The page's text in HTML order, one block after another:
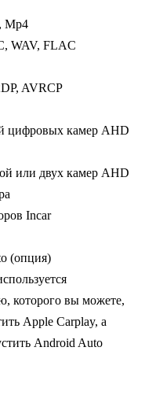
Mp4
WAV, FLAC
AVRCP
цифровых камер AHD
или двух камер AHD
Incar
(опция)
которого вы можете,
Apple Carplay, а
Android Auto